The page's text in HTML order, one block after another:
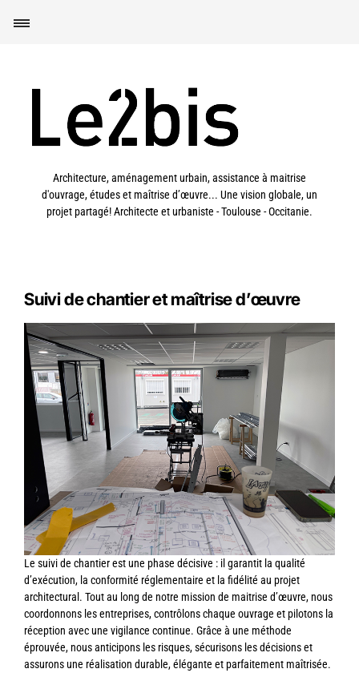
Architecture, aménagement urbain, assistance à maitrise
d'ouvrage, études et maîtrise d’œuvre... Une vision globale, un
projet partagé! Architecte et urbaniste - Toulouse - Occitanie.
Suivi de chantier et maîtrise d’œuvre
Le suivi de chantier est une phase décisive : il garantit la qualité
d’exécution, la conformité réglementaire et la fidélité au projet
architectural. Tout au long de notre mission de maitrise d’œuvre, nous
coordonnons les entreprises, contrôlons chaque ouvrage et pilotons la
réception avec une vigilance continue. Grâce à une méthode
éprouvée, nous anticipons les risques, sécurisons les décisions et
assurons une réalisation durable, élégante et parfaitement maîtrisée.